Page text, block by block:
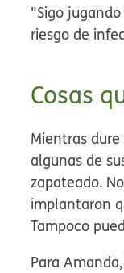
"Sigo
riesgo de
Cosas
Mientras
algunas de
zapateado.
implantaron
Tampoco
Para